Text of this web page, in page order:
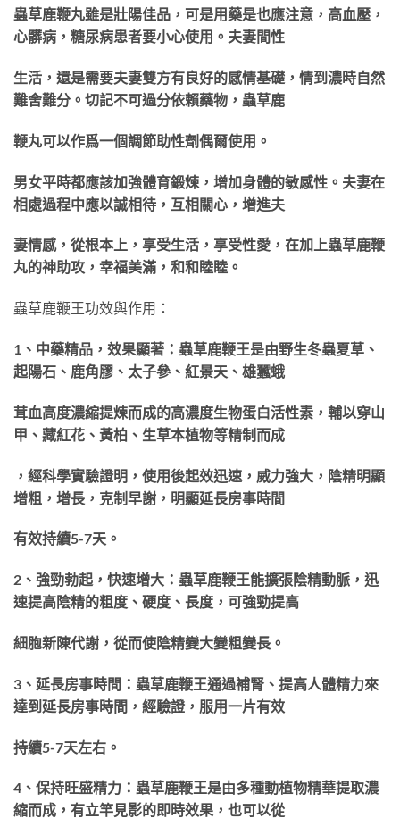
蟲草鹿鞭丸雖是壯陽佳品，可是用藥是也應注意，高血壓，
心髒病，糖尿病患者要小心使用。夫妻間性
生活，還是需要夫妻雙方有良好的感情基礎，情到濃時自然
難舍難分。切記不可過分依賴藥物，蟲草鹿
鞭丸可以作爲一個調節助性劑偶爾使用。
男女平時都應該加強體育鍛煉，增加身體的敏感性。夫妻在
相處過程中應以誠相待，互相關心，增進夫
妻情感，從根本上，享受生活，享受性愛，在加上蟲草鹿鞭
丸的神助攻，幸福美滿，和和睦睦。
蟲草鹿鞭王功效與作用：
1、中藥精品，效果顯著：蟲草鹿鞭王是由野生冬蟲夏草、
起陽石、鹿角膠、太子參、紅景天、 雄蠶蛾
茸血高度濃縮提煉而成的高濃度生物蛋白活性素，輔以穿山
甲、藏紅花、黃柏、生草本植物等精制而成
，經科學實驗證明，使用後起效迅速，威力強大，陰精明顯
增粗，增長，克制早謝 ，明顯延長房事時間
有效持續5-7天。
2、強勁勃起，快速增大：蟲草鹿鞭王能擴張陰精動脈，迅
速提高陰精的粗度、硬度、長度，可強勁提高
細胞新陳代謝，從而使陰精變大變粗變長。
3、延長房事時間：蟲草鹿鞭王通過補腎、提高人體精力來
達到延長房事時間，經驗證，服用一片有效
持續5-7天左右。
4、保持旺盛精力：蟲草鹿鞭王是由多種動植物精華提取濃
縮而成，有立竿見影的即時效果，也可以從